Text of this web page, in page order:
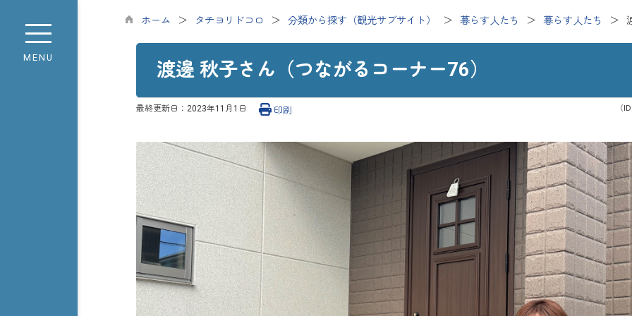
MENU
ホーム タチヨリドコロ 分類から探す（観光サブサイト） 暮らす人たち 暮らす人たち
渡邊 秋子さん（つながるコーナー76）
最終更新日： 2023年11月1日 （
印刷